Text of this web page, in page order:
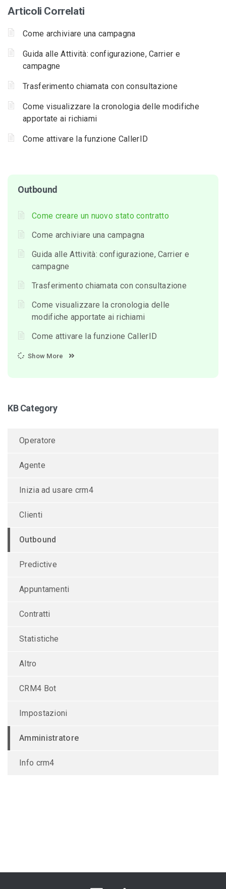
Articoli Correlati
Come archiviare una campagna
Guida alle Attività: configurazione, Carrier e
campagne
Trasferimento chiamata con consultazione
Come visualizzare la cronologia delle modifiche
apportate ai richiami
Come attivare la funzione CallerID
Outbound
Come creare un nuovo stato contratto
Come archiviare una campagna
Guida alle Attività: configurazione, Carrier e
campagne
Trasferimento chiamata con consultazione
Come visualizzare la cronologia delle
modifiche apportate ai richiami
Come attivare la funzione CallerID
Show More
KB Category
Operatore
Agente
Inizia ad usare crm4
Clienti
Outbound
Predictive
Appuntamenti
Contratti
Statistiche
Altro
CRM4 Bot
Impostazioni
Amministratore
Info crm4